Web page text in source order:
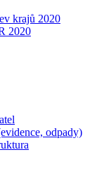
krajů 2020
2020
odpady)